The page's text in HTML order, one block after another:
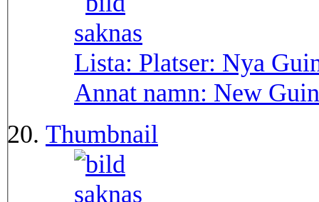
Lista: Platser: Nya
Annat namn: New
Thumbnail